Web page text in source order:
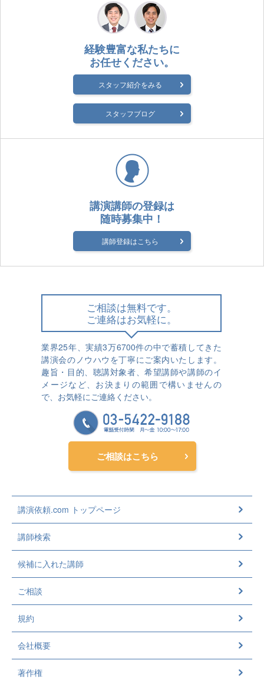
経験豊富な私たちに
お任せください。
スタッフ紹介をみる
スタッフブログ
講演講師の登録は
随時募集中！
講師登録はこちら
ご相談は無料です。
ご連絡はお気軽に。
業界25年、実績3万6700件の中で蓄積してきた
講演会のノウハウを丁寧にご案内いたします。
趣旨・目的、聴講対象者、希望講師や講師のイ
メージなど、お決まりの範囲で構いませんの
で、お気軽にご連絡ください。
ご相談はこちら
講演依頼.com トップページ
講師検索
候補に入れた講師
ご相談
規約
会社概要
著作権